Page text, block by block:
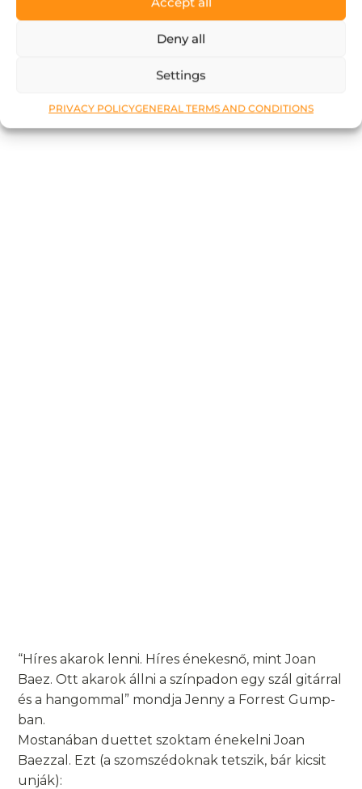
Deny all
Settings
PRIVACY POLICYGENERAL TERMS AND CONDITIONS
“Híres akarok lenni. Híres énekesnő, mint Joan
Baez. Ott akarok állni a színpadon egy szál gitárral
és a hangommal” mondja Jenny a Forrest Gump-
ban.
Mostanában duettet szoktam énekelni Joan
Baezzal. Ezt (a szomszédoknak tetszik, bár kicsit
unják):